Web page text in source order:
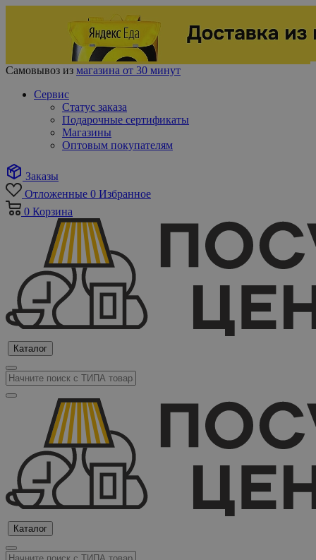
Самовывоз из магазина от 30 минут
Сервис
Статус заказа
Подарочные сертификаты
Магазины
Оптовым покупателям
Заказы
Отложенные 0 Избранное
0 Корзина
Каталог
Каталог